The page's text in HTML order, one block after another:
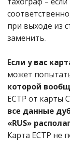
при выходе из
заменить.
Если у вас
может
которой
ЕСТР от карты
все данные
«RUS»
Карта ЕСТР не